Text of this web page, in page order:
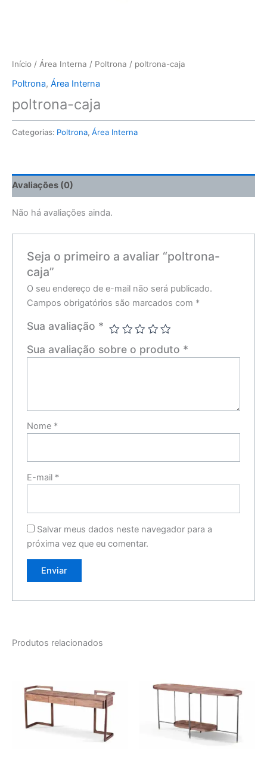
Início / Área Interna / Poltrona / poltrona-caja
Poltrona, Área Interna
poltrona-caja
Categorias: Poltrona, Área Interna
Avaliações (0)
Não há avaliações ainda.
Seja o primeiro a avaliar “poltrona-
caja”
O seu endereço de e-mail não será publicado.
Campos obrigatórios são marcados com *
Sua avaliação *
Sua avaliação sobre o produto *
Nome *
E-mail *
Salvar meus dados neste navegador para a
próxima vez que eu comentar.
Produtos relacionados